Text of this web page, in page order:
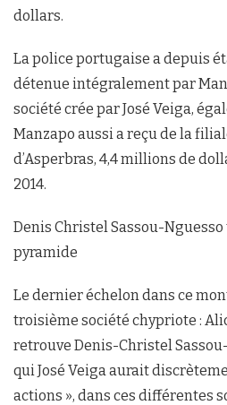
dollars.
La police portugaise a depuis
détenue intégralement par
société crée par José Veiga,
Manzapo aussi a reçu de la
d’Asperbras, 4,4 millions de
2014.
Denis Christel Sassou-
pyramide
Le dernier échelon dans ce
troisième société chypriote :
retrouve Denis-Christel
qui José Veiga aurait
actions », dans ces différentes